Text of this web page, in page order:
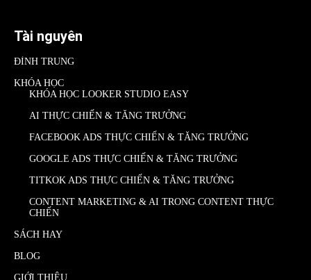
Tài nguyên
ĐÌNH TRUNG
KHÓA HỌC
KHÓA HỌC LOOKER STUDIO EASY
AI THỰC CHIẾN & TĂNG TRƯỞNG
FACEBOOK ADS THỰC CHIẾN & TĂNG TRƯỞNG
GOOGLE ADS THỰC CHIẾN & TĂNG TRƯỞNG
TITKOK ADS THỰC CHIẾN & TĂNG TRƯỞNG
CONTENT MARKETING & AI TRONG CONTENT THỰC
CHIẾN
SÁCH HAY
BLOG
GIỚI THIỆU